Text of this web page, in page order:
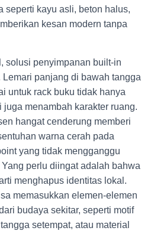
seperti kayu asli, beton halus,
kesan modern tanpa
solusi penyimpanan built-in
panjang di bawah tangga
untuk rack buku tidak hanya
juga menambah karakter ruang.
hangat cenderung memberi
warna cerah pada
yang tidak mengganggu
perlu diingat adalah bahwa
menghapus identitas lokal.
memasukkan elemen-elemen
budaya sekitar, seperti motif
setempat, atau material